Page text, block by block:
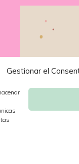
Gestionar el